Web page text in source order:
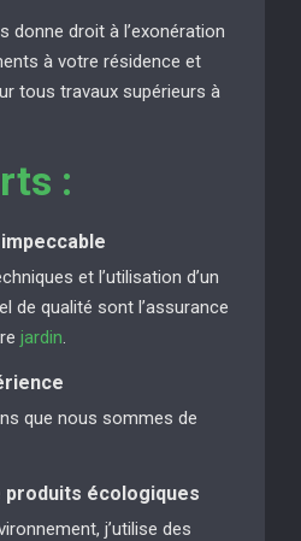
donne droit à l’exonération
à votre résidence et
tous travaux supérieurs à
:
impeccable
et l’utilisation d’un
de qualité sont l’assurance
jardin
que nous sommes de
produits écologiques
j’utilise des